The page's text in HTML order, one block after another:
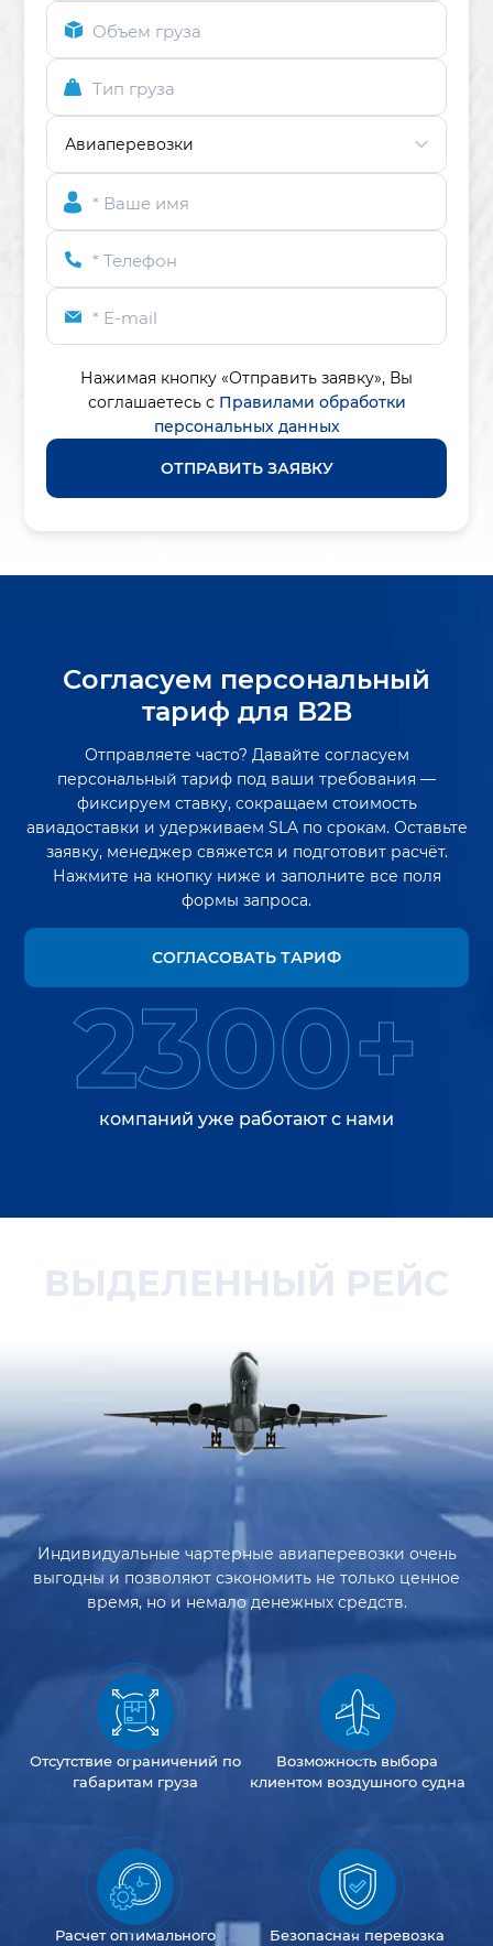
Объем груза
Тип груза
* Ваше имя
* Телефон
* E-mail
Нажимая кнопку «Отправить заявку», Вы
соглашаетесь с Правилами обработки
персональных данных
ОТПРАВИТЬ ЗАЯВКУ
Согласуем персональный
тариф для B2B
Отправляете часто? Давайте согласуем
персональный тариф под ваши требования —
фиксируем ставку, сокращаем стоимость
авиадоставки и удерживаем SLA по срокам. Оставьте
заявку, менеджер свяжется и подготовит расчёт.
Нажмите на кнопку ниже и заполните все поля
формы запроса.
СОГЛАСОВАТЬ ТАРИФ
2300+
компаний уже работают с нами
ВЫДЕЛЕННЫЙ РЕЙС
Индивидуальные чартерные авиаперевозки очень
выгодны и позволяют сэкономить не только ценное
время, но и немало денежных средств.
Отсутствиеограничений по
габаритам груза
Возможность выбора
клиентом воздушного судна
Расчет оптимального Безопасная перевозка